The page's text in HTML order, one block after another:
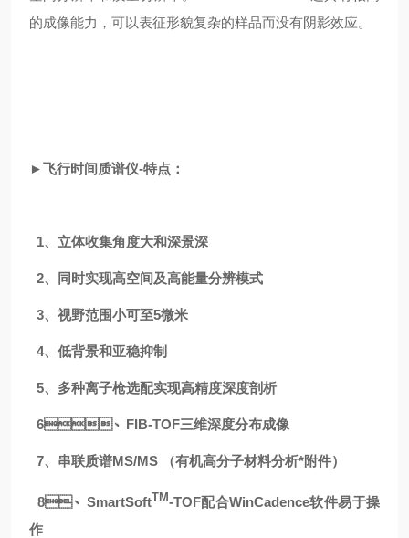
的成像能力，可以表征形貌复杂的样品而没有阴影效应。
►飞行时间质谱仪-特点：
1、 立体收集角度大和深景深
2、 同时实现高空间及高能量分辨模式
3、 视野范围小可至5微米
4、 低背景和亚稳抑制
5、 多种离子枪选配实现高精度深度剖析
6、 FIB-TOF三维深度分布成像
7、 串联质谱MS/MS （有机高分子材料分析*附件）
8、SmartSoftTM-TOF配合WinCadence软件易于操
作